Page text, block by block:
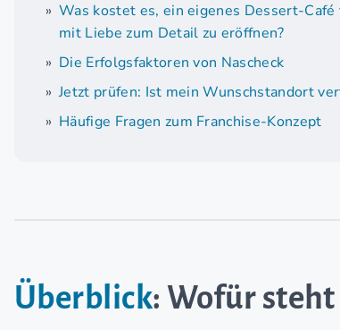
Was kostet es, ein eigenes Dessert-
mit Liebe zum Detail zu eröffnen?
Die Erfolgsfaktoren von Nascheck
Jetzt prüfen: Ist mein Wunschstandort
Häufige Fragen zum Franchise-Konzept
Überblick: Wofür steht